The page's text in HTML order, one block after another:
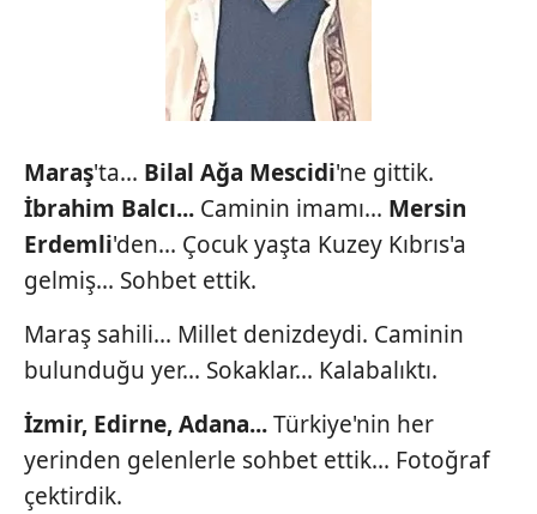
Maraş'ta... Bilal Ağa Mescidi'ne gittik.
İbrahim Balcı... Caminin imamı... Mersin
Erdemli'den... Çocuk yaşta Kuzey Kıbrıs'a
gelmiş... Sohbet ettik.
Maraş sahili... Millet denizdeydi. Caminin
bulunduğu yer... Sokaklar... Kalabalıktı.
İzmir, Edirne, Adana...Türkiye'nin her
yerinden gelenlerle sohbet ettik... Fotoğraf
çektirdik.